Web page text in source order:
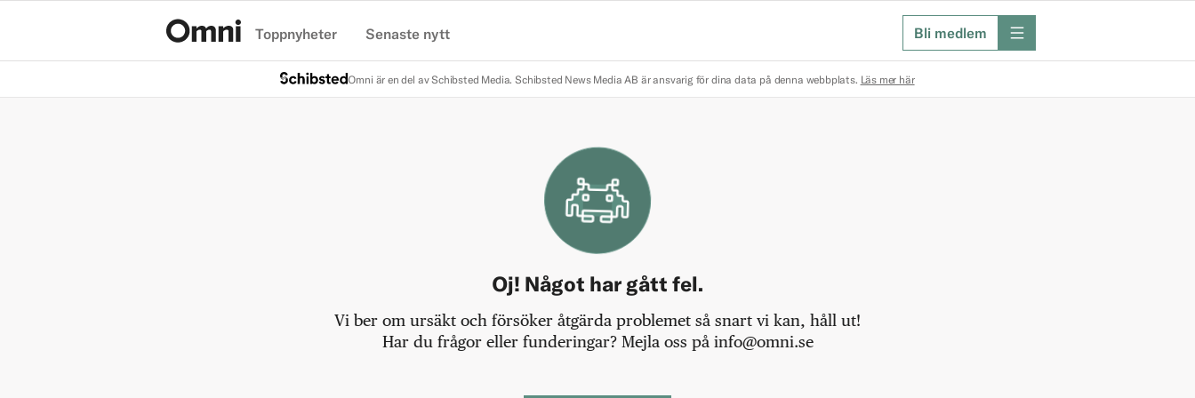
Toppnyheter Senaste nytt Bli medlem meny
Omni är en del av Schibsted Media. Schibsted News Media AB är ansvarig för dina data på denna webbplats. Läs mer här
Oj! Något har gått fel.
Vi ber om ursäkt och försöker åtgärda problemet så snart vi kan, håll ut!
Har du frågor eller funderingar? Mejla oss på info@omni.se